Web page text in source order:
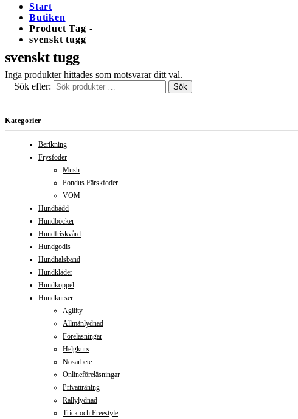
Start
Butiken
Product Tag -
svenskt tugg
svenskt tugg
Inga produkter hittades som motsvarar ditt val.
Sök efter:
Sök
Kategorier
Berikning
Frysfoder
Mush
Pondus Färskfoder
VOM
Hundbädd
Hundböcker
Hundfriskvård
Hundgodis
Hundhalsband
Hundkläder
Hundkoppel
Hundkurser
Agility
Allmänlydnad
Föreläsningar
Helgkurs
Nosarbete
Onlineföreläsningar
Privatträning
Rallylydnad
Trick och Freestyle